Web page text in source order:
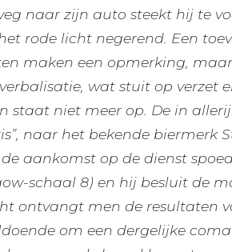
naar zijn auto steekt hij te
rode licht negerend. Een
maken een opmerking,
wat stuit op verzet
staat niet meer op. De in
naar het bekende biermerk
aankomst op de dienst
schaal 8) en hij besluit de
ontvangt men de resultaten
om een dergelijke